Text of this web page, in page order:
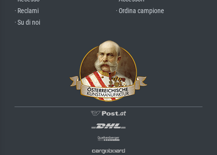
· Reclami
· Su di noi
· Ordina campione